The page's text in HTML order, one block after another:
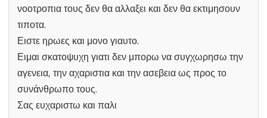
νοοτροπια τους δεν θα αλλαξει και δεν θα εκτιμησουν
τιποτα.
Ειστε ηρωες και μονο γιαυτο.
Ειμαι σκατοψυχη γιατι δεν μπορω να συγχωρησω την
αγενεια, την αχαριστια και την ασεβεια ως προς το
συνάνθρωπο τους.
Σας ευχαριστω και παλι